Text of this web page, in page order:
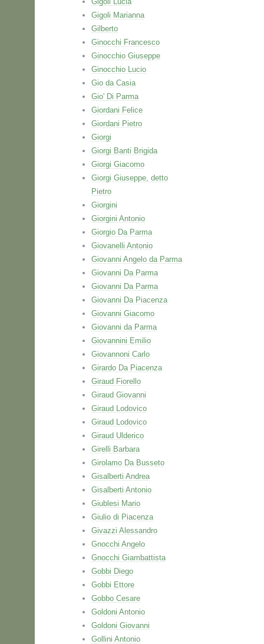
Gigoli Marianna
Gilberto
Ginocchi Francesco
Ginocchio Giuseppe
Ginocchio Lucio
Gio da Casia
Gio' Di Parma
Giordani Felice
Giordani Pietro
Giorgi
Giorgi Banti Brigida
Giorgi Giacomo
Giorgi Giuseppe, detto
Pietro
Giorgini
Giorgini Antonio
Giorgio Da Parma
Giovanelli Antonio
Giovanni Angelo da Parma
Giovanni Da Parma
Giovanni Da Parma
Giovanni Da Piacenza
Giovanni Giacomo
Giovanni da Parma
Giovannini Emilio
Giovannoni Carlo
Girardo Da Piacenza
Giraud Fiorello
Giraud Giovanni
Giraud Lodovico
Giraud Lodovico
Giraud Ulderico
Girelli Barbara
Girolamo Da Busseto
Gisalberti Andrea
Gisalberti Antonio
Giublesi Mario
Giulio di Piacenza
Givazzi Alessandro
Gnocchi Angelo
Gnocchi Giambattista
Gobbi Diego
Gobbi Ettore
Gobbo Cesare
Goldoni Antonio
Goldoni Giovanni
Gollini Antonio